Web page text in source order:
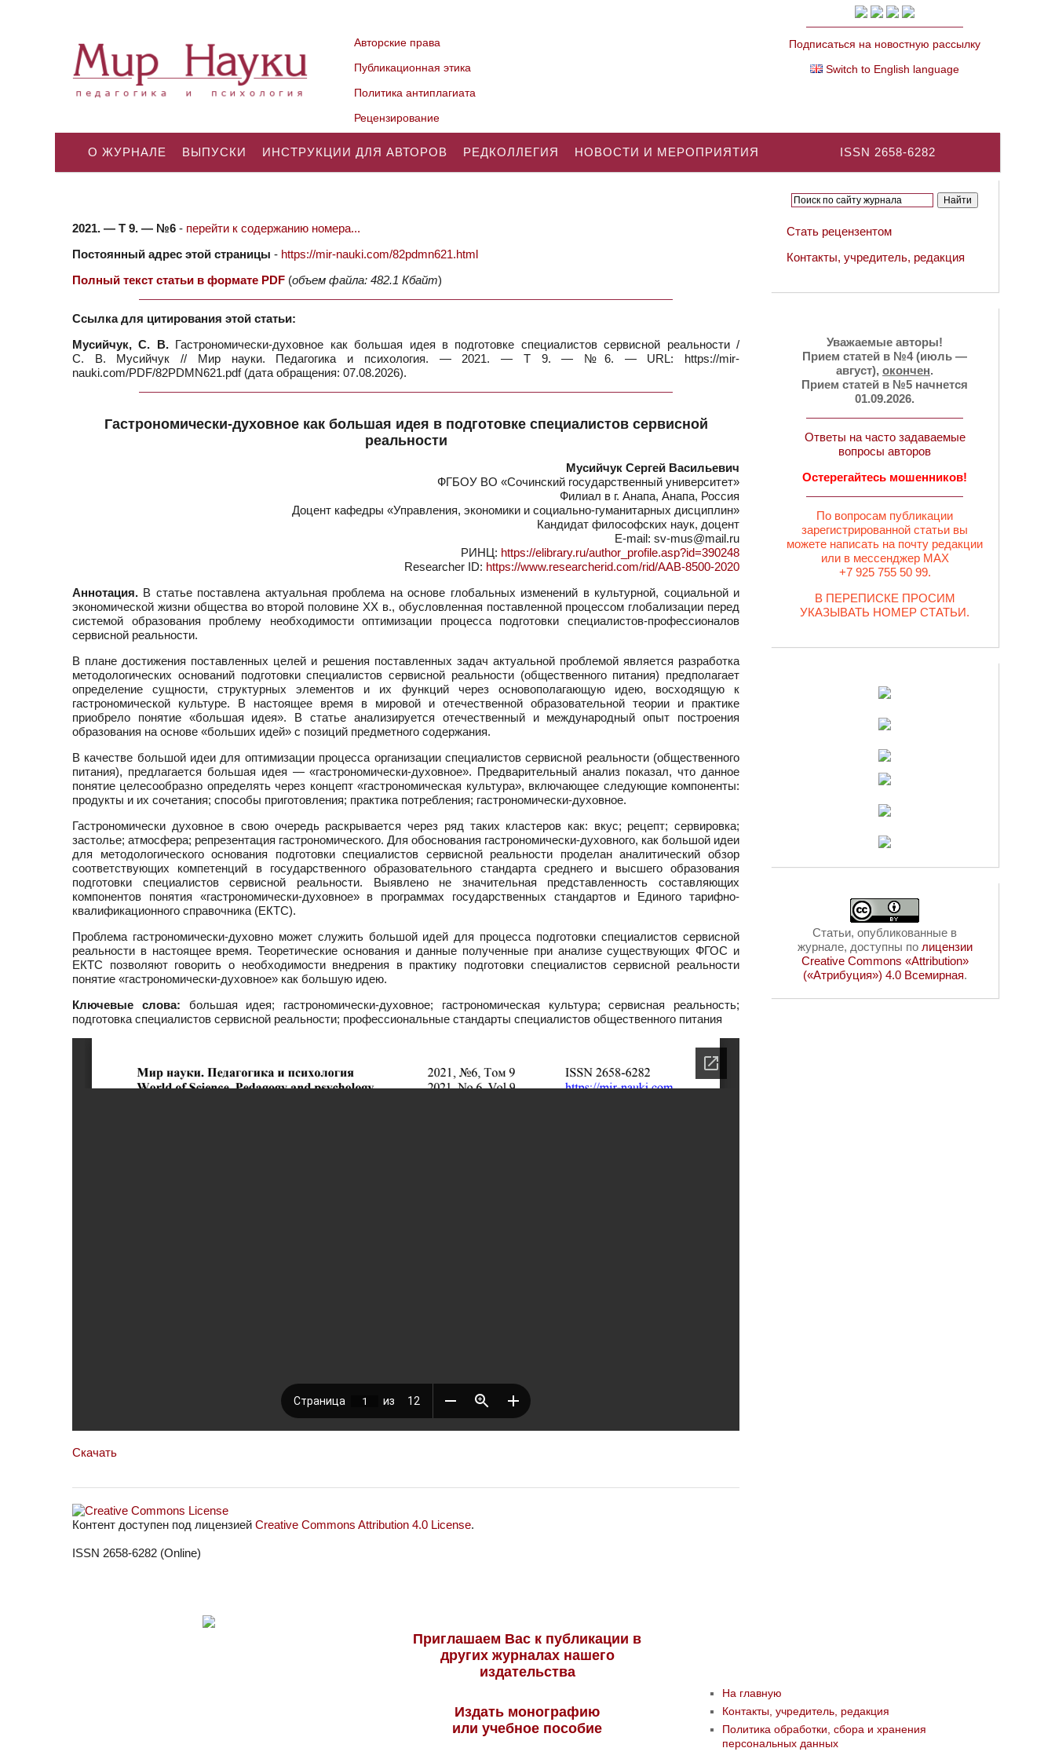
Авторские права
Публикационная этика
Политика антиплагиата
Рецензирование
Подписаться на новостную рассылку
Switch to English language
ISSN 2658-6282
О ЖУРНАЛЕ ВЫПУСКИ ИНСТРУКЦИИ ДЛЯ АВТОРОВ РЕДКОЛЛЕГИЯ НОВОСТИ И МЕРОПРИЯТИЯ
2021. — Т 9. — №6 - перейти к содержанию номера...
Постоянный адрес этой страницы - https://mir-nauki.com/82pdmn621.html
Полный текст статьи в формате PDF (объем файла: 482.1 Кбайт)
Ссылка для цитирования этой статьи:
Мусийчук, С. В.Гастрономически-духовное как большая идея в подготовке специалистов сервисной реальности /
С. В. Мусийчук // Мир науки. Педагогика и психология. — 2021. — Т 9. — №6. — URL: https://mir-
nauki.com/PDF/82PDMN621.pdf (дата обращения: 07.08.2026).
Гастрономически-духовное как большая идея в подготовке специалистов сервисной
реальности
Мусийчук Сергей Васильевич
ФГБОУ ВО «Сочинский государственный университет»
Филиал в г. Анапа, Анапа, Россия
Доцент кафедры «Управления, экономики и социально-гуманитарных дисциплин»
Кандидат философских наук, доцент
E-mail: sv-mus@mail.ru
РИНЦ: https://elibrary.ru/author_profile.asp?id=390248
Researcher ID: https://www.researcherid.com/rid/AAB-8500-2020
Аннотация. В статье поставлена актуальная проблема на основе глобальных изменений в культурной, социальной и
экономической жизни общества во второй половине XX в., обусловленная поставленной процессом глобализации перед
системой образования проблему необходимости оптимизации процесса подготовки специалистов-профессионалов
сервисной реальности.
В плане достижения поставленных целей и решения поставленных задач актуальной проблемой является разработка
методологических оснований подготовки специалистов сервисной реальности (общественного питания) предполагает
определение сущности, структурных элементов и их функций через основополагающую идею, восходящую к
гастрономической культуре. В настоящее время в мировой и отечественной образовательной теории и практике
приобрело понятие «большая идея». В статье анализируется отечественный и международный опыт построения
образования на основе «больших идей» с позиций предметного содержания.
В качестве большой идеи для оптимизации процесса организации специалистов сервисной реальности (общественного
питания), предлагается большая идея — «гастрономически-духовное». Предварительный анализ показал, что данное
понятие целесообразно определять через концепт «гастрономическая культура», включающее следующие компоненты:
продукты и их сочетания; способы приготовления; практика потребления; гастрономически-духовное.
Гастрономически духовное в свою очередь раскрывается через ряд таких кластеров как: вкус; рецепт; сервировка;
застолье; атмосфера; репрезентация гастрономического. Для обоснования гастрономически-духовного, как большой идеи
для методологического основания подготовки специалистов сервисной реальности проделан аналитический обзор
соответствующих компетенций в государственного образовательного стандарта среднего и высшего образования
подготовки специалистов сервисной реальности. Выявлено не значительная представленность составляющих
компонентов понятия «гастрономически-духовное» в программах государственных стандартов и Единого тарифно-
квалификационного справочника (ЕКТС).
Проблема гастрономически-духовно может служить большой идей для процесса подготовки специалистов сервисной
реальности в настоящее время. Теоретические основания и данные полученные при анализе существующих ФГОС и
ЕКТС позволяют говорить о необходимости внедрения в практику подготовки специалистов сервисной реальности
понятие «гастрономически-духовное» как большую идею.
Ключевые слова: большая идея; гастрономически-духовное; гастрономическая культура; сервисная реальность;
подготовка специалистов сервисной реальности; профессиональные стандарты специалистов общественного питания
Скачать
Контент доступен под лицензией Creative Commons Attribution 4.0 License.
ISSN 2658-6282 (Online)
Стать рецензентом
Контакты, учредитель, редакция
Уважаемые авторы!
Прием статей в №4 (июль —
август), окончен.
Прием статей в №5 начнется
01.09.2026.
Ответы на часто задаваемые
вопросы авторов
Остерегайтесь мошенников!
По вопросам публикации
зарегистрированной статьи вы
можете написать на почту редакции
или в мессенджер MAX
+7 925 755 50 99.
В ПЕРЕПИСКЕ ПРОСИМ
УКАЗЫВАТЬ НОМЕР СТАТЬИ.
Статьи, опубликованные в
журнале, доступны по лицензии
Creative Commons «Attribution»
(«Атрибуция») 4.0 Всемирная.
Приглашаем Вас к публикации в
других журналах нашего
издательства
Издать монографию
или учебное пособие
На главную
Контакты, учредитель, редакция
Политика обработки, сбора и хранения
персональных данных